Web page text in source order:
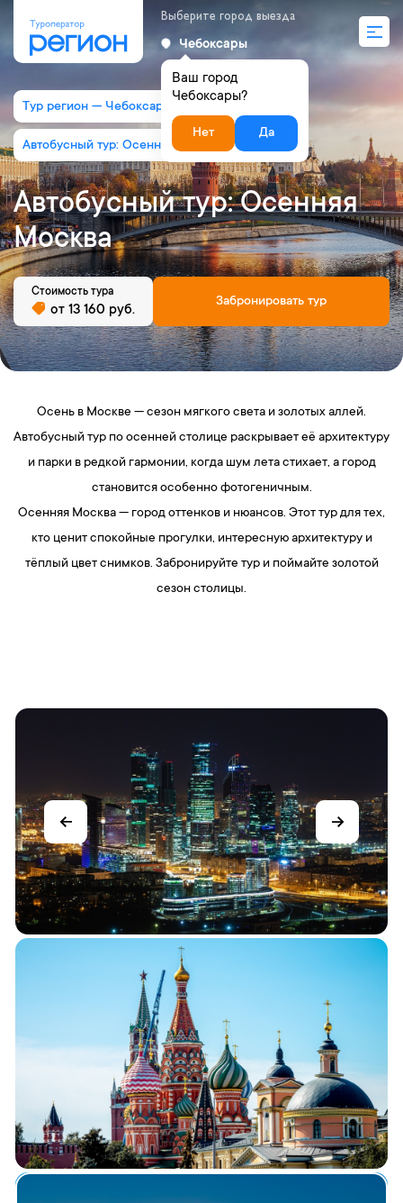
Выберите город выезда
Чебоксары
Ваш город
Чебоксары?
Нет Да
Тур регион — Чебоксары
Автобусный тур: Осенняя Москва
Автобусный тур: Осенняя
Москва
Забронировать тур
Стоимость тура
от 13 160 руб.
Осень в Москве — сезон мягкого света и золотых аллей.
Автобусный тур по осенней столице раскрывает её архитектуру
и парки в редкой гармонии, когда шум лета стихает, а город
становится особенно фотогеничным.
Осенняя Москва — город оттенков и нюансов. Этот тур для тех,
кто ценит спокойные прогулки, интересную архитектуру и
тёплый цвет снимков. Забронируйте тур и поймайте золотой
сезон столицы.